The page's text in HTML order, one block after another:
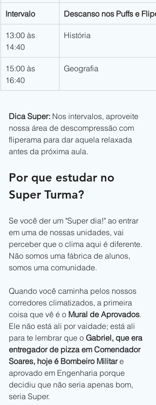
Intervalo Descanso nos Puffs e
13:00 às
14:40
História
15:00 às
16:40
Geografia
Dica Super: Nos intervalos, aproveite
nossa área de descompressão com
fliperama para dar aquela relaxada
antes da próxima aula.
Por que estudar no
Super Turma?
Se você der um "Super dia!" ao entrar
em uma de nossas unidades, vai
perceber que o clima aqui é diferente.
Não somos uma fábrica de alunos,
somos uma comunidade.
Quando você caminha pelos nossos
corredores climatizados, a primeira
coisa que vê é o Mural de Aprovados.
Ele não está ali por vaidade; está ali
para te lembrar que o Gabriel, que era
entregador de pizza em Comendador
Soares, hoje é Bombeiro Militar e
aprovado em Engenharia porque
decidiu que não seria apenas bom,
seria Super.